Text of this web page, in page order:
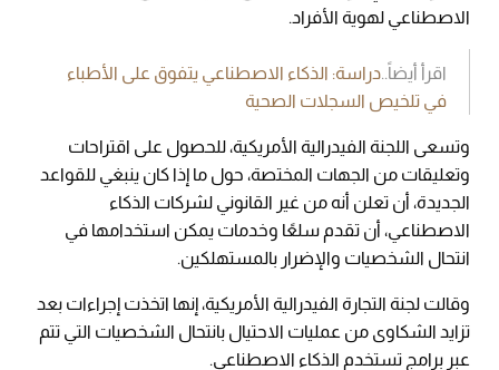
الاصطناعي لهوية الأفراد.
اقرأ أيضاً.. دراسة: الذكاء الاصطناعي يتفوق على الأطباء
في تلخيص السجلات الصحية
وتسعى اللجنة الفيدرالية الأمريكية، للحصول على اقتراحات
وتعليقات من الجهات المختصة، حول ما إذا كان ينبغي للقواعد
الجديدة، أن تعلن أنه من غير القانوني لشركات الذكاء
الاصطناعي، أن تقدم سلعًا وخدمات يمكن استخدامها في
انتحال الشخصيات والإضرار بالمستهلكين.
وقالت لجنة التجارة الفيدرالية الأمريكية، إنها اتخذت إجراءات بعد
تزايد الشكاوى من عمليات الاحتيال بانتحال الشخصيات التي تتم
عبر برامج تستخدم الذكاء الاصطناعي.